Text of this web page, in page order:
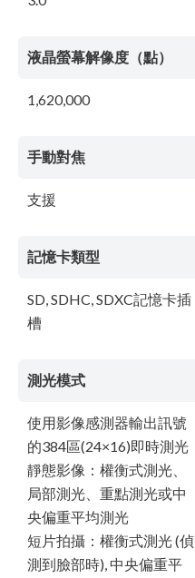
液晶螢幕解像度（點）
1,620,000
手動對焦
支援
記憶卡類型
SD, SDHC, SDXC記憶卡插
槽
測光模式
使用影像感測器輸出訊號
的384區(24×16)即時測光
靜態影像：權衡式測光、
局部測光、重點測光或中
央偏重平均測光
短片拍攝：權衡式測光 (偵
測到臉部時), 中央偏重平